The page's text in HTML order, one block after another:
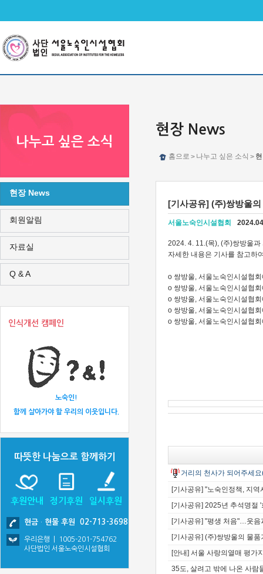
현장 News
홈으로 > 나누고 싶은 소식 >
[기사공유] (주)쌍방울
서울노숙인시설협회
2024. 4. 11.(목), (주)쌍방울
자세한 내용은 기사를 참고하
o 쌍방울, 서울노숙인시설협
o 쌍방울, 서울노숙인시설협
o 쌍방울, 서울노숙인시설협
o 쌍방울, 서울노숙인시설협
o 쌍방울, 서울노숙인시설협
거리의 천사가 되어주세
[기사공유] "노숙인정책, 지
[기사공유] 2025년 추석명절
[기사공유] "평생 처음"…웃음
[기사공유] (주)쌍방울의 물
[안내] 서울 사랑의열매 평가
35도, 살려고 밖에 나온 사람
나누고 싶은 소식
현장 News
회원알림
자료실
Q & A
인식개선 캠페인
노숙인!
함께 살아가야 할 우리의 이웃입니다.
따뜻한 나눔으로 함께하기
후원안내 정기후원 일시후원
현금 · 현물 후원 02-713-3698
우리은행 | 1005-201-754762
사단법인 서울노숙인시설협회